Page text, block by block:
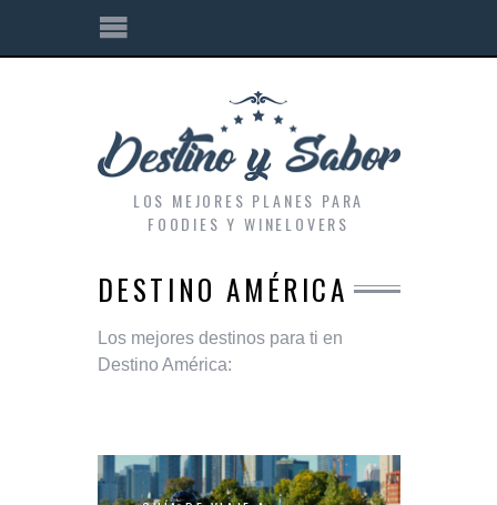
LOS MEJORES PLANES PARA
FOODIES Y WINELOVERS
DESTINO AMÉRICA
Los mejores destinos para ti en
Destino América: